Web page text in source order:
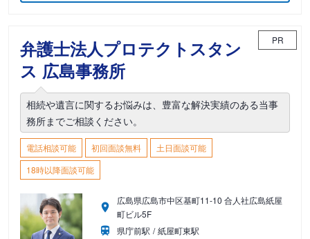
弁護士法人プロテクトスタン
ス 広島事務所
PR
相続や遺言に関するお悩みは、豊富な解決実績のある当事
務所までご相談ください。
電話相談可能 初回面談無料
土日面談可能
18時以降面談可能
広島県広島市中区基町11-10 合人社広島紙屋
町ビル5F
県庁前駅
紙屋町東駅